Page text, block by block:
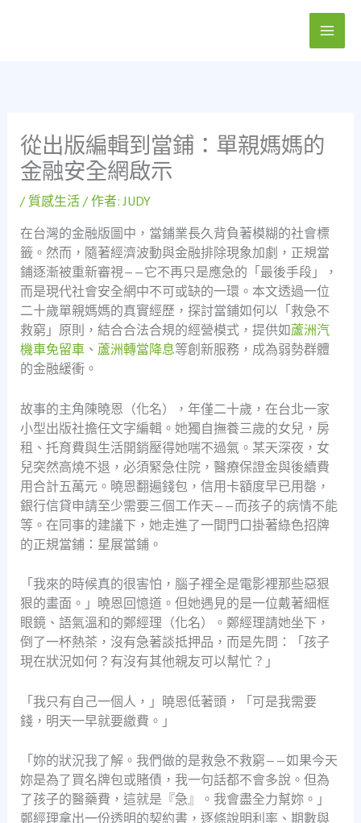
從出版編輯到當鋪：單親媽媽的
金融安全網啟示
/ 質感生活/ 作者:JUDY
在台灣的金融版圖中，當鋪業長久背負著模糊的社會標
籤。然而，隨著經濟波動與金融排除現象加劇，正規當
鋪逐漸被重新審視——它不再只是應急的「最後手段」，
而是現代社會安全網中不可或缺的一環。本文透過一位
二十歲單親媽媽的真實經歷，探討當鋪如何以「救急不
救窮」原則，結合合法合規的經營模式，提供如蘆洲汽
機車免留車、 蘆洲轉當降息等創新服務，成為弱勢群體
的金融緩衝。
故事的主角陳曉恩（化名），年僅二十歲，在台北一家
小型出版社擔任文字編輯。她獨自撫養三歲的女兒，房
租、托育費與生活開銷壓得她喘不過氣。某天深夜，女
兒突然高燒不退，必須緊急住院，醫療保證金與後續費
用合計五萬元。曉恩翻遍錢包，信用卡額度早已用罄，
銀行信貸申請至少需要三個工作天——而孩子的病情不能
等。在同事的建議下，她走進了一間門口掛著綠色招牌
的正規當鋪：星展當鋪。
「我來的時候真的很害怕，腦子裡全是電影裡那些惡狠
狠的畫面。」曉恩回憶道。但她遇見的是一位戴著細框
眼鏡、語氣溫和的鄭經理（化名）。鄭經理請她坐下，
倒了一杯熱茶，沒有急著談抵押品，而是先問：「孩子
現在狀況如何？有沒有其他親友可以幫忙？」
「我只有自己一個人，」曉恩低著頭，「可是我需要
錢，明天一早就要繳費。」
「妳的狀況我了解。我們做的是救急不救窮——如果今天
妳是為了買名牌包或賭債，我一句話都不會多說。但為
了孩子的醫藥費，這就是『急』。我會盡全力幫妳。」
鄭經理拿出一份透明的契約書，逐條說明利率、期數與